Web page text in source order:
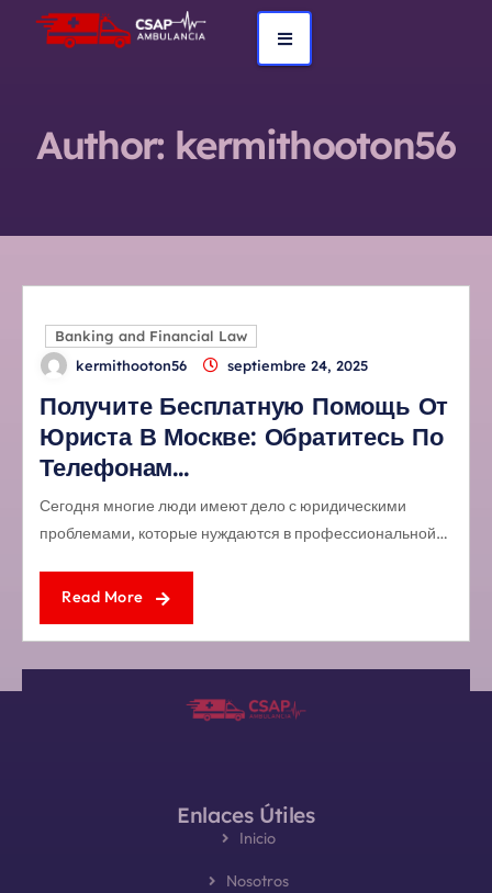
Author: kermithooton56
Banking and Financial Law
kermithooton56
septiembre 24, 2025
Получите Бесплатную Помощь От
Юриста В Москве: Обратитесь По
Телефонам…
Сегодня многие люди имеют дело с юридическими
проблемами, которые нуждаются в профессиональной…
Read More
Enlaces Útiles
Inicio
Nosotros